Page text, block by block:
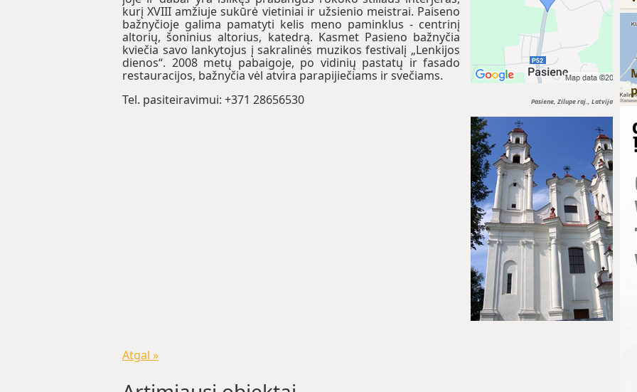
Pasiene, Zilupe raj., Latvija
kurį XVIII amžiuje sukūrė vietiniai ir užsienio meistrai. Paiseno
bažnyčioje galima pamatyti kelis meno paminklus - centrinį
altorių, šoninius altorius, katedrą. Kasmet Pasieno bažnyčia
kviečia savo lankytojus į sakralinės muzikos festivalį „Lenkijos
dienos“. 2008 metų pabaigoje, po vidinių pastatų ir fasado
restauracijos, bažnyčia vėl atvira parapijiečiams ir svečiams.
Tel. pasiteiravimui: +371 28656530
Atgal »